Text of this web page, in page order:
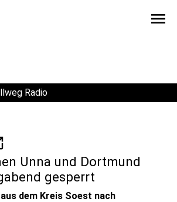
menu
Radio
Unna und Dortmund
gesperrt
dem Kreis Soest nach